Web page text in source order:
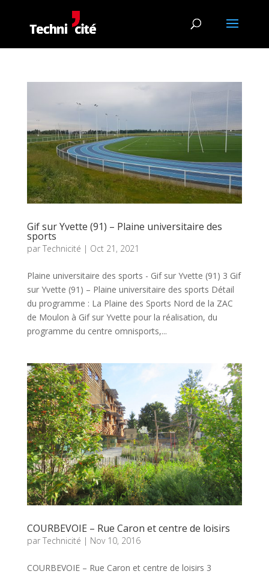
Gif sur Yvette (91) – Plaine universitaire des
sports
par Technicité | Oct 21, 2021
Plaine universitaire des sports - Gif sur Yvette (91) 3 Gif
sur Yvette (91) – Plaine universitaire des sports Détail
du programme : La Plaine des Sports Nord de la ZAC
de Moulon à Gif sur Yvette pour la réalisation, du
programme du centre omnisports,...
COURBEVOIE – Rue Caron et centre de loisirs
par Technicité | Nov 10, 2016
COURBEVOIE – Rue Caron et centre de loisirs 3